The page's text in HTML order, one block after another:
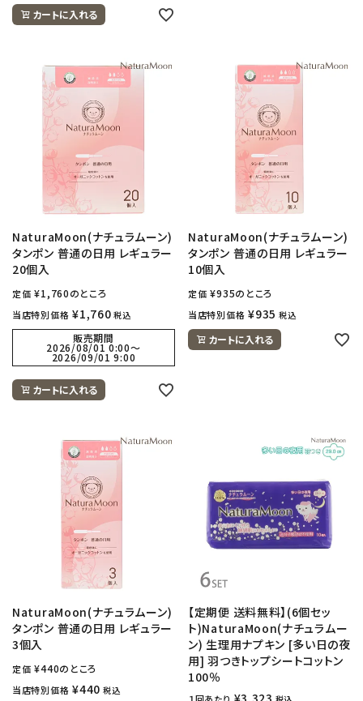
カートに入れる
NaturaMoon(ナチュラムーン)
タンポン 普通の日用 レギュラー
20個入
定価 ¥1,760のところ
当店特別価格 ¥1,760 税込
販売期間
2026/08/01 0:00〜
2026/09/01 9:00
カートに入れる
NaturaMoon(ナチュラムーン)
タンポン 普通の日用 レギュラー
10個入
定価 ¥935のところ
当店特別価格 ¥935 税込
カートに入れる
NaturaMoon(ナチュラムーン)
タンポン 普通の日用 レギュラー
3個入
定価 ¥440のところ
当店特別価格 ¥440 税込
【定期便 送料無料】(6個セッ
ト)NaturaMoon(ナチュラムー
ン) 生理用ナプキン [多い日の夜
用] 羽つきトップシートコットン
100％